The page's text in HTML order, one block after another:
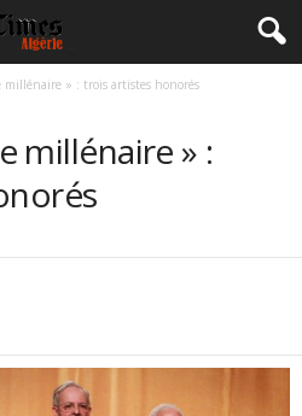
millénaire » : trois artistes honorés
millénaire » :